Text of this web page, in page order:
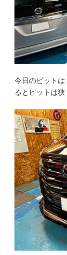
今日のピット
るとピットは狭